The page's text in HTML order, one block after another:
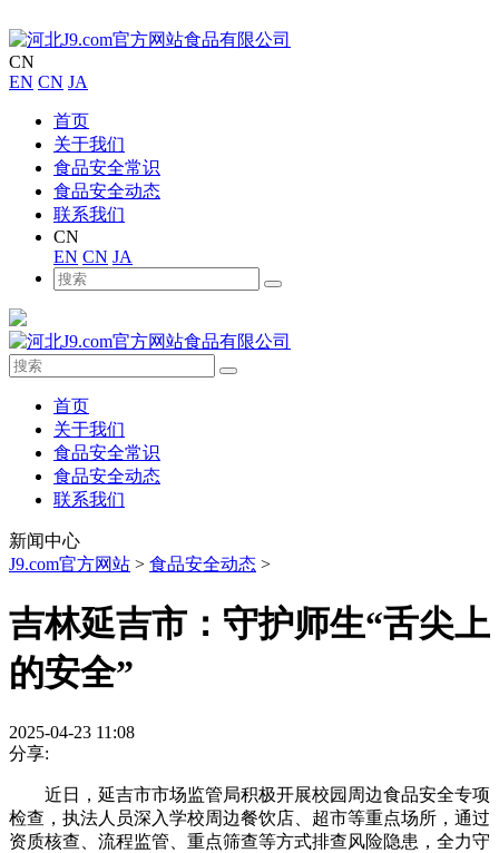
CN
EN CN JA
首页
关于我们
食品安全常识
食品安全动态
联系我们
CN
EN CN JA
首页
关于我们
食品安全常识
食品安全动态
联系我们
新闻中心
J9.com官方网站 > 食品安全动态 >
吉林延吉市：守护师生“舌尖上
的安全”
2025-04-23 11:08
分享:
近日，延吉市市场监管局积极开展校园周边食品安全专项
检查，执法人员深入学校周边餐饮店、超市等重点场所，通过
资质核查、流程监管、重点筛查等方式排查风险隐患，全力守